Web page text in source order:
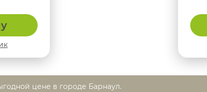
цене в городе Барнаул.